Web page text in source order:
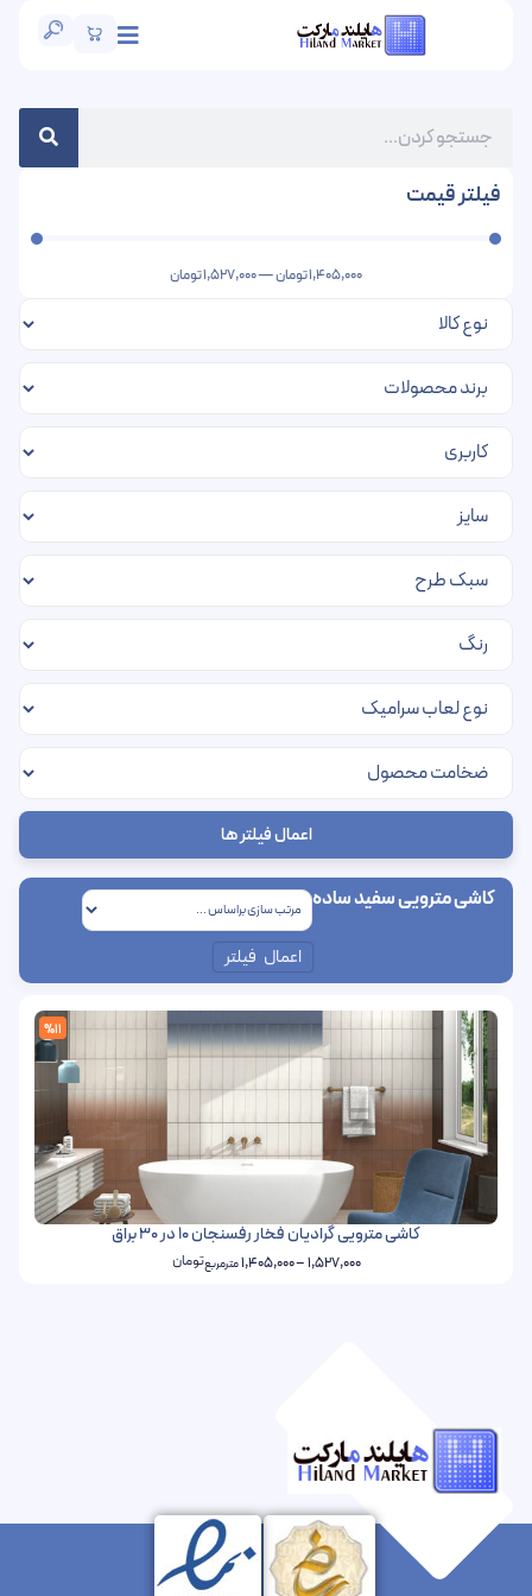
فیلتر قیمت
1,405,000تومان—
1,527,000تومان
اعمال فیلتر ها
کاشی مترویی سفید ساده
اعمال فیلتر
%11
کاشی مترویی گرادیان فخار رفسنجان 10 در 30 براق
1,527,000
–
1,405,000مترمربعتومان